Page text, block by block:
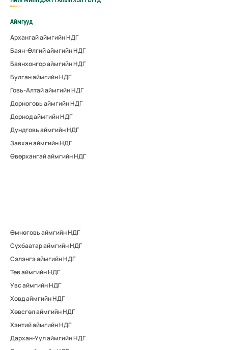
Аймгууд
Архангай аймгийн НДГ
Баян-Өлгий аймгийн НДГ
Баянхонгор аймгийн НДГ
Булган аймгийн НДГ
Говь-Алтай аймгийн НДГ
Дорноговь аймгийн НДГ
Дорнод аймгийн НДГ
Дундговь аймгийн НДГ
Завхан аймгийн НДГ
Өвөрхангай аймгийн НДГ
Өмнөговь аймгийн НДГ
Сүхбаатар аймгийн НДГ
Сэлэнгэ аймгийн НДГ
Төв аймгийн НДГ
Увс аймгийн НДГ
Ховд аймгийн НДГ
Хөвсгөл аймгийн НДГ
Хэнтий аймгийн НДГ
Дархан-Уул аймгийн НДГ